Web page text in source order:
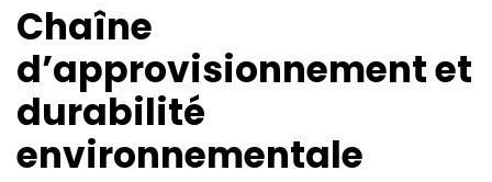
Chaîne
d’approvisionnement et
durabilité
environnementale